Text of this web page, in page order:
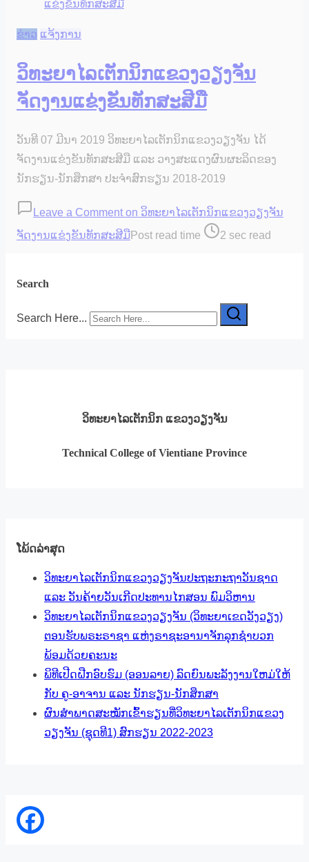
ຂ່າວ ແຈ້ງການ
ວິທະຍາໄລເຕັກນິກແຂວງວຽງຈັນ
ຈັດງານແຂ່ງຂັນທັກສະສີມື
ວັນທີ 07 ມີນາ 2019 ວິທະຍາໄລເຕັກນິກແຂວງວຽງຈັນ ໄດ້
ຈັດງານແຂ່ງຂັນທັກສະສີມື ແລະ ວາງສະແດງຜົນຜະລິດຂອງ
ນັກຮຽນ-ນັກສຶກສາ ປະຈຳສົກຮຽນ 2018-2019
Leave a Comment on ວິທະຍາໄລເຕັກນິກແຂວງວຽງຈັນ
ຈັດງານແຂ່ງຂັນທັກສະສີມືPost read time 2 sec read
Search
Search Here...
ວິທະຍາໄລເຕັກນິກ ແຂວງວຽງຈັນ
Technical College of Vientiane Province
ໂພ້ດລ່າສຸດ
ວິທະຍາໄລເຕັກນິກແຂວງວຽງຈັນປະຖະກະຖາວັນຊາດ
ແລະ ວັນຄ້າຍວັນເກີດປະທານໄກສອນ ພົມວິຫານ
ວິທະຍາໄລເຕັກນິກແຂວງວຽງຈັນ (ວິທະຍາເຂດວັງວຽງ)
ຕອນຮັບພຣະຣາຊາ ແຫ່ງຣາຊະອານາຈັກລຸກຊຳບວກ
ພ້ອມດ້ວຍຄະນະ
ພິທີເປີດຝືກອົບຮົມ (ອອນລາຍ) ລົດຍົນພະລັງງານໃຫມ່ໃຫ້
ກັບ ຄູ-ອາຈານ ແລະ ນັກຮຽນ-ນັກສຶກສາ
ຜົນສຳພາດສະໝັກເຂົ້າຮຽນທີ່ວິທະຍາໄລເຕັກນິກແຂວງ
ວຽງຈັນ (ຊຸດທີ1) ສົກຮຽນ 2022-2023